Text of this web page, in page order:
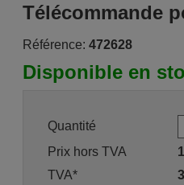
Télécommande
Référence: 472628
Disponible en
Quantité
Prix hors TVA
TVA*